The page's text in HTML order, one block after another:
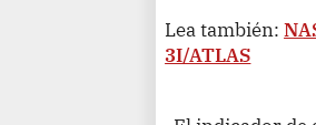
Lea también:
3I/ATLAS